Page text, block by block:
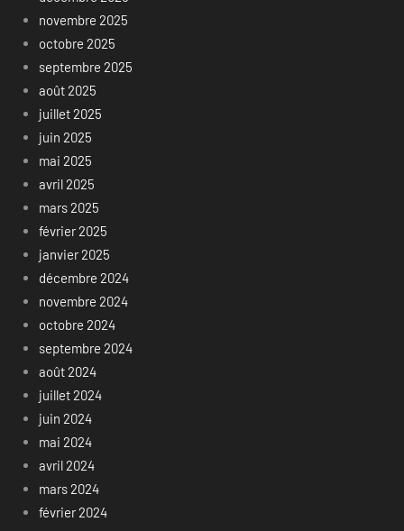
novembre 2025
octobre 2025
septembre 2025
août 2025
juillet 2025
juin 2025
mai 2025
avril 2025
mars 2025
février 2025
janvier 2025
décembre 2024
novembre 2024
octobre 2024
septembre 2024
août 2024
juillet 2024
juin 2024
mai 2024
avril 2024
mars 2024
février 2024